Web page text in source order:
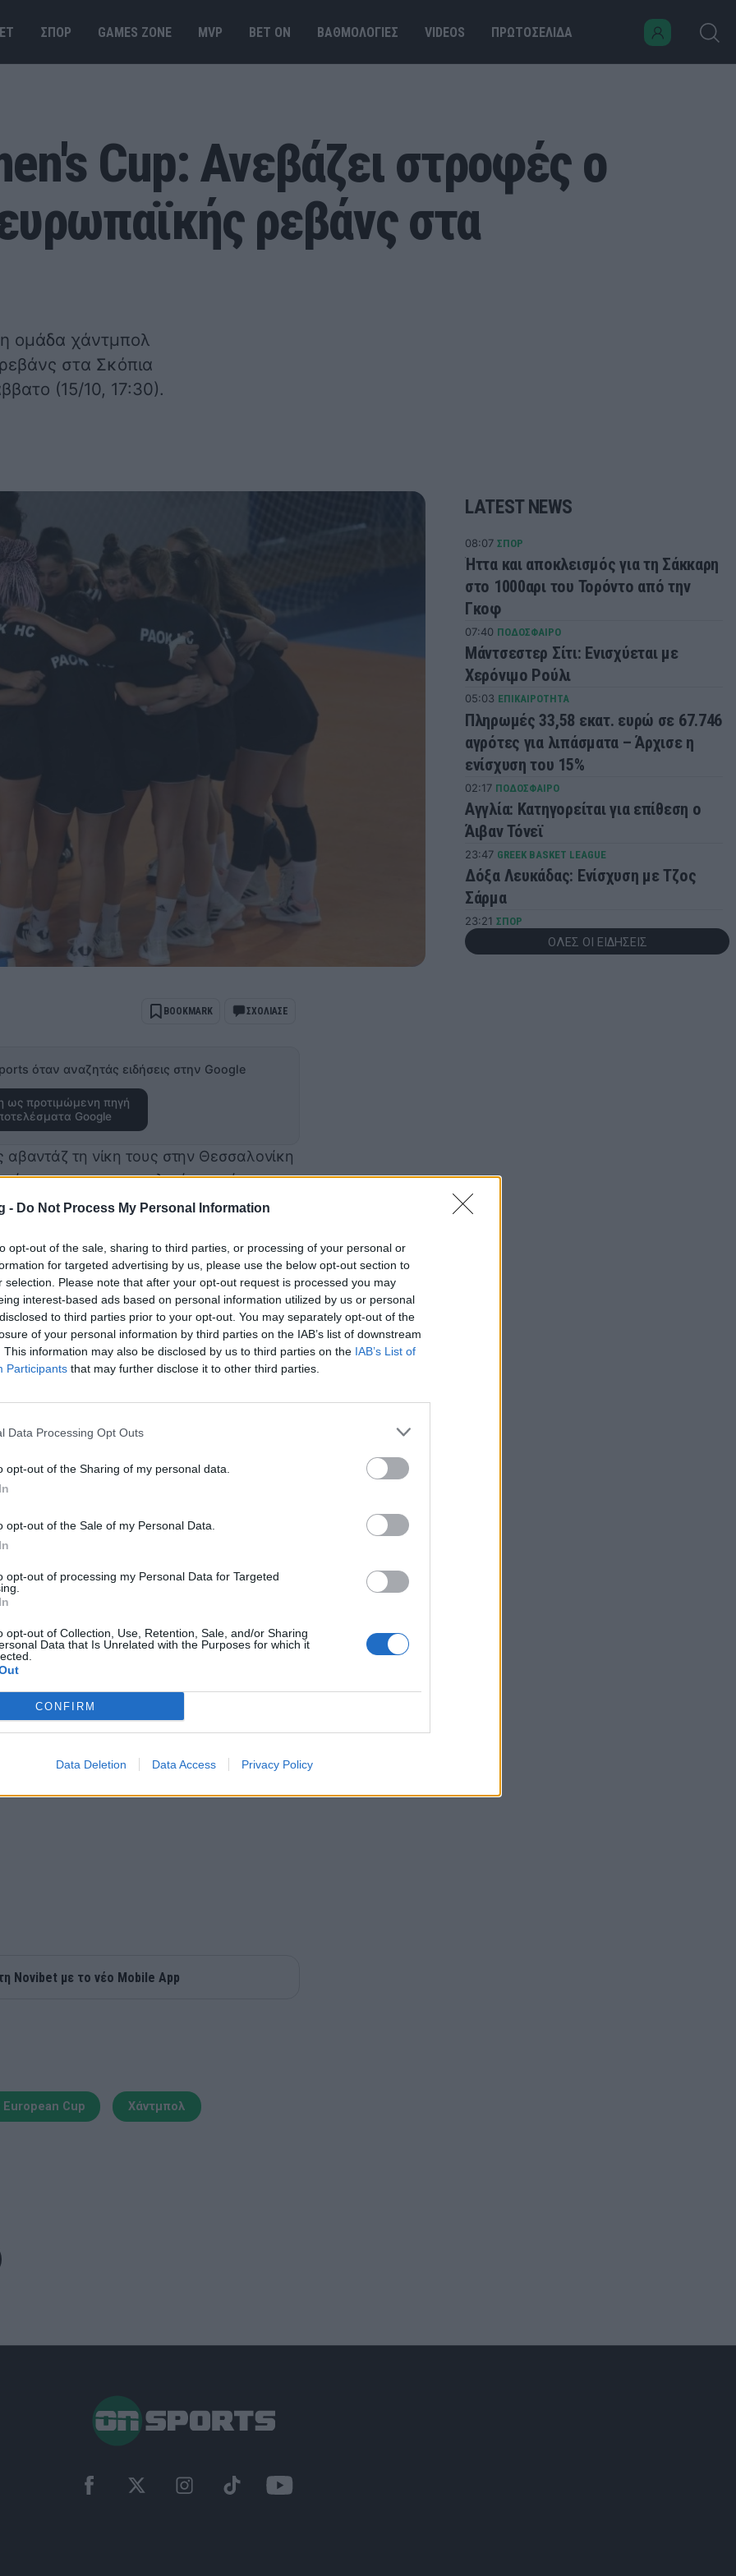
- Do Not Process My Personal Information
opt-out of the sale, sharing to third parties, or processing of your personal or
for targeted advertising by us, please use the below opt-out section to
selection. Please note that after your opt-out request is processed you may
interest-based ads based on personal information utilized by us or personal
to third parties prior to your opt-out. You may separately opt-out of the
of your personal information by third parties on the IAB’s list of downstream
This information may also be disclosed by us to third parties on the IAB’s List of
Participants that may further disclose it to other third parties.
Data Processing Opt Outs
opt-out of the Sharing of my personal data.
opt-out of the Sale of my Personal Data.
opt-out of processing my Personal Data for Targeted
opt-out of Collection, Use, Retention, Sale, and/or Sharing
Data that Is Unrelated with the Purposes for which it
CONFIRM
Data Deletion Data Access Privacy Policy
ΣΠΟΡ GAMES ΖΟΝΕ MVP BET ΟΝ ΒΑΘΜΟΛΟΓΙΕΣ VIDEOS ΠΡΩΤΟΣΕΛΙΔΑ
Cup: Ανεβάζει στροφές ο
ρεβάνς στα
η ομάδα χάντμπολ
στα Σκόπια
(15/10, 17:30).
BOOKMARK ΣΧΟΛΙΑΣΕ
όταν αναζητάς ειδήσεις στην Google
ως προτιμώμενη πηγή
Google
τη νίκη τους στην Θεσσαλονίκη
τους με την ψυχολογία στα ύψη,
στο Round 3 του EHF European
Πελεκίδης, αφού μελέτησε το παιχνίδι
εικόνα σχετικά με το τι θα πρέπει
παράλληλα μέσω της
χρειάζονται βελτίωση.
τις αθλήτριες του, με τον Δικέφαλο
ρεβάνς.
Πελεκίδης ανέφερε:
στην ομάδα μου, τα κορίτσια
γήπεδο. Έδωσαν τρομερές μάχες και
οποίο είπαμε στα αποδυτήρια. Ό,τι
την ψυχή σου σε αυτά τα παιχνίδια
αυτό και στα 60 λεπτά του παιχνιδιού.
μας παιχνίδι, και αυτό δεν έχει
αλλά με τον τρόπο τον οποίο
ήταν η επιθετική
αρκετά σουτ, θα μπορούσε το παιχνίδι
είναι ότι κάναμε ένα πολύ σημαντικό
οποία δεν μας εξασφαλίζει κάτι. Θα
και με το ίδιο πάθος στο δεύτερο
την πρόκριση».
Novibet με το νέο Mobile App
European Cup Χάντμπολ
LATEST NEWS
08:07 ΣΠΟΡ
Ήττα και αποκλεισμός για τη Σάκκαρη
στο 1000αρι του Τορόντο από την
Γκοφ
07:40 ΠΟΔΟΣΦΑΙΡΟ
Μάντσεστερ Σίτι: Ενισχύεται με
Χερόνιμο Ρούλι
05:03 ΕΠΙΚΑΙΡΟΤΗΤΑ
Πληρωμές 33,58 εκατ. ευρώ σε 67.746
αγρότες για λιπάσματα – Άρχισε η
ενίσχυση του 15%
02:17 ΠΟΔΟΣΦΑΙΡΟ
Αγγλία: Κατηγορείται για επίθεση ο
Άιβαν Τόνεϊ
23:47 GREEK BASKET LEAGUE
Δόξα Λευκάδας: Ενίσχυση με Τζος
Σάρμα
23:21 ΣΠΟΡ
Παγκόσμιο Στίβου Κ20: Πανελλήνιο
Ιρλανδίας
ΟΛΕΣ ΟΙ ΕΙΔΗΣΕΙΣ